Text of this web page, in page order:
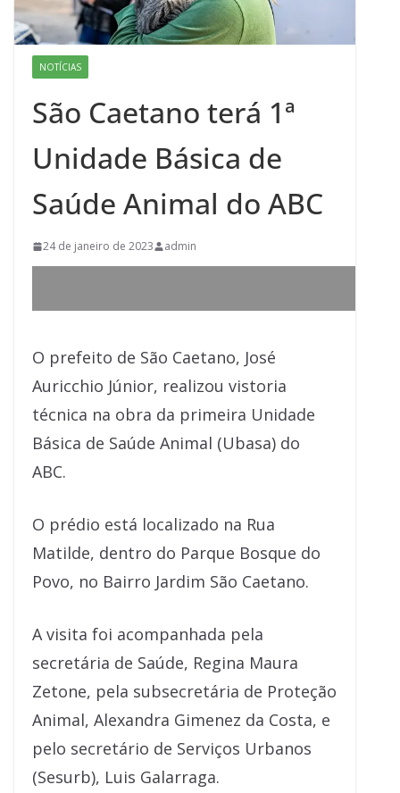
NOTÍCIAS
São Caetano terá 1ª
Unidade Básica de
Saúde Animal do ABC
24 de janeiro de 2023 admin
O prefeito de São Caetano, José
Auricchio Júnior, realizou vistoria
técnica na obra da primeira Unidade
Básica de Saúde Animal (Ubasa) do
ABC.
O prédio está localizado na Rua
Matilde, dentro do Parque Bosque do
Povo, no Bairro Jardim São Caetano.
A visita foi acompanhada pela
secretária de Saúde, Regina Maura
Zetone, pela subsecretária de Proteção
Animal, Alexandra Gimenez da Costa, e
pelo secretário de Serviços Urbanos
(Sesurb), Luis Galarraga.